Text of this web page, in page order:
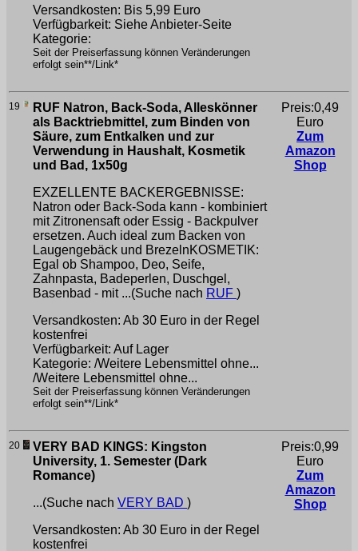
Versandkosten: Bis 5,99 Euro
Verfügbarkeit: Siehe Anbieter-Seite
Kategorie:
Seit der Preiserfassung können Veränderungen
erfolgt sein**/Link*
19
RUF Natron, Back-Soda, Alleskönner
als Backtriebmittel, zum Binden von
Säure, zum Entkalken und zur
Verwendung in Haushalt, Kosmetik
und Bad, 1x50g
EXZELLENTE BACKERGEBNISSE:
Natron oder Back-Soda kann - kombiniert
mit Zitronensaft oder Essig - Backpulver
ersetzen. Auch ideal zum Backen von
Laugengebäck und BrezelnKOSMETIK:
Egal ob Shampoo, Deo, Seife,
Zahnpasta, Badeperlen, Duschgel,
Basenbad - mit ...(Suche nach RUF )
Versandkosten: Ab 30 Euro in der Regel
kostenfrei
Verfügbarkeit: Auf Lager
Kategorie: /Weitere Lebensmittel ohne...
/Weitere Lebensmittel ohne...
Seit der Preiserfassung können Veränderungen
erfolgt sein**/Link*
Preis:0,49
Euro
Zum
Amazon
Shop
20
VERY BAD KINGS: Kingston
University, 1. Semester (Dark
Romance)
...(Suche nach VERY BAD )
Versandkosten: Ab 30 Euro in der Regel
kostenfrei
Preis:0,99
Euro
Zum
Amazon
Shop